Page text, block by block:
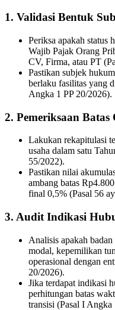
1. Validasi Bentuk
Periksa apakah status
Wajib Pajak Orang
CV, Firma, atau PT
Pastikan subjek
berlaku fasilitas yang
Angka 1 PP 20/2026).
2. Pemeriksaan Batas
Lakukan rekapitulasi
usaha dalam satu
55/2022).
Pastikan nilai
ambang batas
final 0,5% (Pasal 56
3. Audit Indikasi
Analisis apakah
modal, kepemilikan
operasional dengan
20/2026).
Jika terdapat indikasi
perhitungan batas
transisi (Pasal I Angka